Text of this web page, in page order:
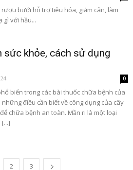
bưởi hỗ trợ tiêu hóa, giảm cân, làm
gì với hầu...
sức khỏe, cách sử dụng
0
biến trong các bài thuốc chữa bệnh của
điều cần biết về công dụng của cây
chữa bệnh an toàn. Mần ri là một loại
2 3